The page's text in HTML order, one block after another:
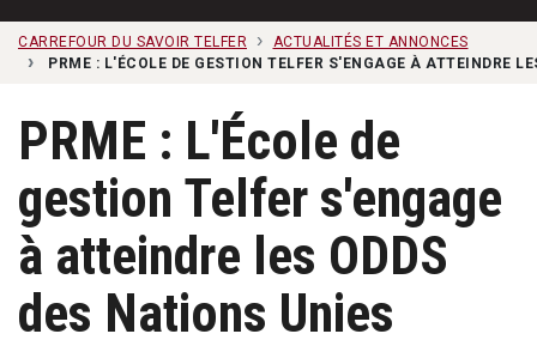
CARREFOUR DU SAVOIR TELFER
ACTUALITÉS ET ANNONCES
PRME : L'ÉCOLE DE GESTION TELFER S'ENGAGE À ATTEINDRE
PRME : L'École de
gestion Telfer s'engage
à atteindre les ODDS
des Nations Unies